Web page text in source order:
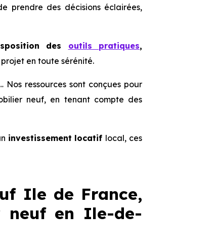
prendre des décisions éclairées,
des outils pratiques,
en toute sérénité.
ressources sont conçues pour
neuf, en tenant compte des
investissement locatif local, ces
Ile de France,
neuf en Ile-de-